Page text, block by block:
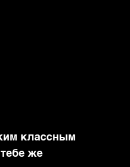
классным
же